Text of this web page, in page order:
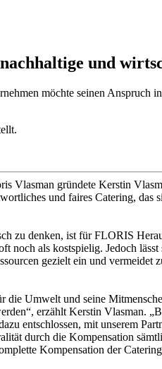
und
möchte seinen
Vlasman gründete Kerstin
und faires Catering,
zu denken, ist für FLORIS
noch als kostspielig. Jedoch
gezielt ein und
die Umwelt und seine
erzählt Kerstin Vlasman.
entschlossen, mit unserem
durch die Kompensation
Kompensation der